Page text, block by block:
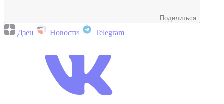
Поделиться
Дзен Новости Telegram